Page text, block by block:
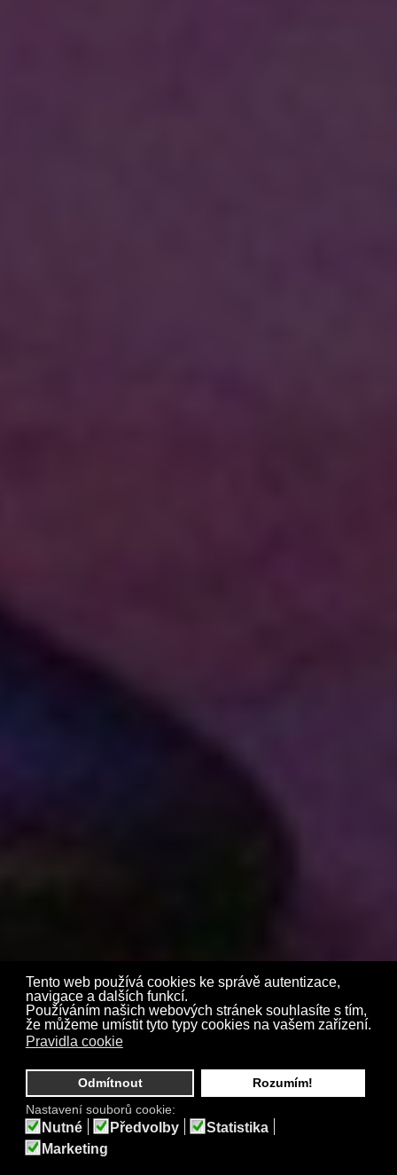
Tento web používá cookies ke správě autentizace,
navigace a dalších funkcí.
Používáním našich webových stránek souhlasíte s tím,
že můžeme umístit tyto typy cookies na vašem zařízení.
Pravidla cookie
Odmítnout
Rozumím!
Nastavení souborů cookie:
Nutné Předvolby
Statistika
Marketing
Medley retro 60.léta /2018/